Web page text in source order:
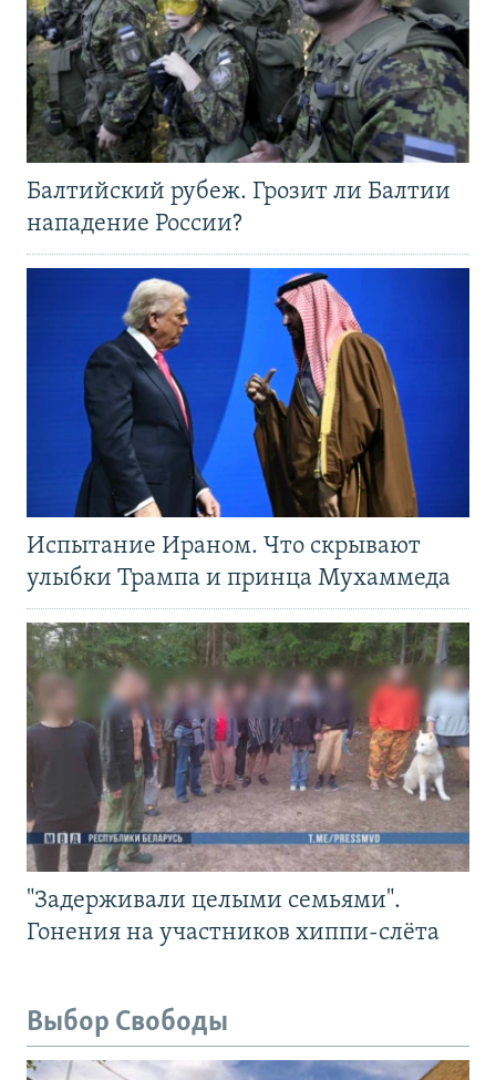
Балтийский рубеж. Грозит ли Балтии
нападение России?
Испытание Ираном. Что скрывают
улыбки Трампа и принца Мухаммеда
"Задерживали целыми семьями".
Гонения на участников хиппи-слёта
Выбор Свободы